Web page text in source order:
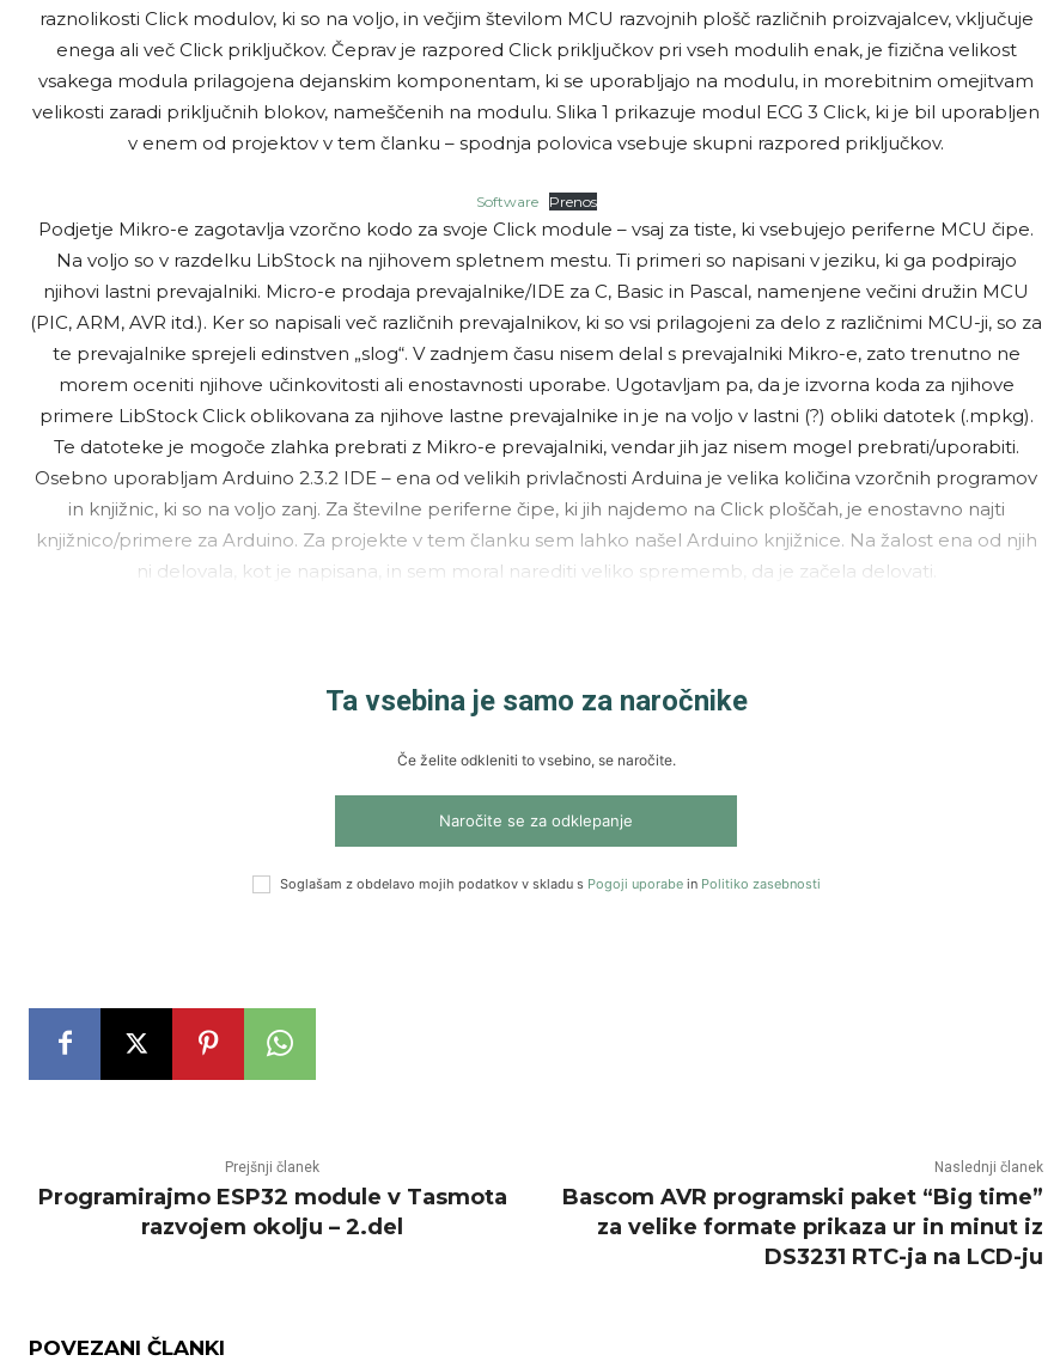
raznolikosti Click modulov, ki so na voljo, in večjim številom MCU razvojnih plošč različnih proizvajalcev, vključuje
enega ali več Click priključkov. Čeprav je razpored Click priključkov pri vseh modulih enak, je fizična velikost
vsakega modula prilagojena dejanskim komponentam, ki se uporabljajo na modulu, in morebitnim omejitvam
velikosti zaradi priključnih blokov, nameščenih na modulu. Slika 1 prikazuje modul ECG 3 Click, ki je bil uporabljen
v enem od projektov v tem članku – spodnja polovica vsebuje skupni razpored priključkov.
Software Prenos
Podjetje Mikro-e zagotavlja vzorčno kodo za svoje Click module – vsaj za tiste, ki vsebujejo periferne MCU čipe.
Na voljo so v razdelku LibStock na njihovem spletnem mestu. Ti primeri so napisani v jeziku, ki ga podpirajo
njihovi lastni prevajalniki. Micro-e prodaja prevajalnike/IDE za C, Basic in Pascal, namenjene večini družin MCU
(PIC, ARM, AVR itd.). Ker so napisali več različnih prevajalnikov, ki so vsi prilagojeni za delo z različnimi MCU-ji, so za
te prevajalnike sprejeli edinstven „slog“. V zadnjem času nisem delal s prevajalniki Mikro-e, zato trenutno ne
morem oceniti njihove učinkovitosti ali enostavnosti uporabe. Ugotavljam pa, da je izvorna koda za njihove
primere LibStock Click oblikovana za njihove lastne prevajalnike in je na voljo v lastni (?) obliki datotek (.mpkg).
Te datoteke je mogoče zlahka prebrati z Mikro-e prevajalniki, vendar jih jaz nisem mogel prebrati/uporabiti.
Osebno uporabljam Arduino 2.3.2 IDE – ena od velikih privlačnosti Arduina je velika količina vzorčnih programov
in knjižnic, ki so na voljo zanj. Za številne periferne čipe, ki jih najdemo na Click ploščah, je enostavno najti
knjižnico/primere za Arduino. Za projekte v tem članku sem lahko našel Arduino knjižnice. Na žalost ena od njih
ni delovala, kot je napisana, in sem moral narediti veliko sprememb, da je začela delovati.
Ta vsebina je samo za naročnike
Če želite odkleniti to vsebino, se naročite.
Naročite se za odklepanje
Soglašam z obdelavo mojih podatkov v skladu s Pogoji uporabein Politiko zasebnosti
Prejšnji članek
Programirajmo ESP32 module v Tasmota
razvojem okolju – 2.del
Naslednji članek
Bascom AVR programski paket “Big time”
za velike formate prikaza ur in minut iz
DS3231 RTC-ja na LCD-ju
POVEZANI ČLANKI